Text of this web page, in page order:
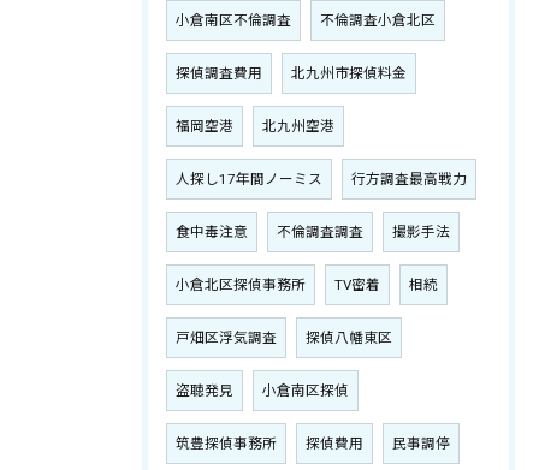
小倉南区不倫調査 不倫調査小倉北区
探偵調査費用 北九州市探偵料金
福岡空港 北九州空港
人探し17年間ノーミス 行方調査最高戦力
食中毒注意 不倫調査調査 撮影手法
小倉北区探偵事務所 TV密着 相続
戸畑区浮気調査 探偵八幡東区
盗聴発見 小倉南区探偵
筑豊探偵事務所 探偵費用 民事調停